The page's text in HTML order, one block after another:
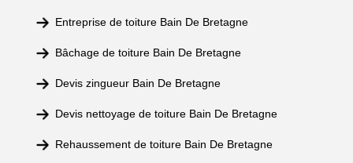
Entreprise de toiture Bain De Bretagne
Bâchage de toiture Bain De Bretagne
Devis zingueur Bain De Bretagne
Devis nettoyage de toiture Bain De Bretagne
Rehaussement de toiture Bain De Bretagne